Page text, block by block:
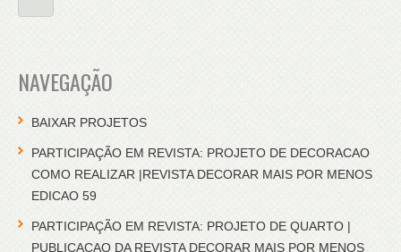
NAVEGAÇÃO
BAIXAR PROJETOS
PARTICIPAÇÃO EM REVISTA: PROJETO DE DECORACAO
COMO REALIZAR |REVISTA DECORAR MAIS POR MENOS
EDICAO 59
PARTICIPAÇÃO EM REVISTA: PROJETO DE QUARTO |
PUBLICACAO DA REVISTA DECORAR MAIS POR MENOS